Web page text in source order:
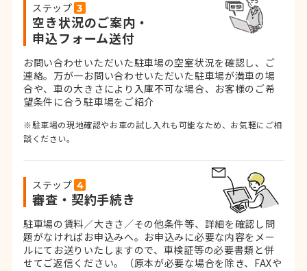
ステップ
空き状況のご案内・
申込フォーム送付
お問い合わせいただいた駐車場の空室状況を確認し、ご
連絡。 万が一お問い合わせいただいた駐車場が満車の場
合や、車の大きさにより入庫不可な場合、お客様のご希
望条件に合う駐車場をご紹介
※駐車場の現地確認やお車の試し入れも可能なため、お気軽にご相
談ください。
ステップ
審査・契約手続き
駐車場の賃料／大きさ／その他条件等、詳細を確認し問
題がなければお申込みへ。お申込みに必要な内容をメー
ルにてお送りいたしますので、車検証等の必要書類と併
せてご返信ください。
（原本が必要な場合を除き、FAXや